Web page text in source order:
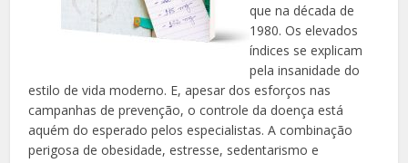
que na década de
1980. Os elevados
índices se explicam
pela insanidade do
estilo de vida moderno. E, apesar dos esforços nas
campanhas de prevenção, o controle da doença está
aquém do esperado pelos especialistas. A combinação
perigosa de obesidade, estresse, sedentarismo e